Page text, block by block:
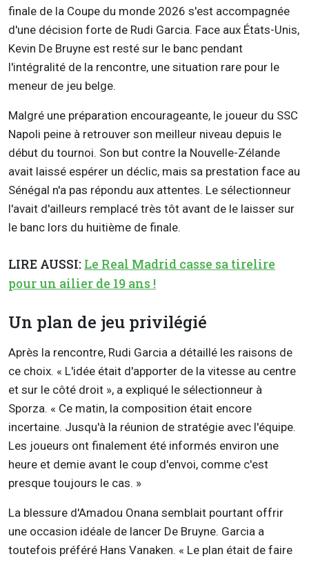
finale de la Coupe du monde 2026 s'est accompagnée
d'une décision forte de Rudi Garcia. Face aux États-Unis,
Kevin De Bruyne est resté sur le banc pendant
l'intégralité de la rencontre, une situation rare pour le
meneur de jeu belge.
Malgré une préparation encourageante, le joueur du SSC
Napoli peine à retrouver son meilleur niveau depuis le
début du tournoi. Son but contre la Nouvelle-Zélande
avait laissé espérer un déclic, mais sa prestation face au
Sénégal n'a pas répondu aux attentes. Le sélectionneur
l'avait d'ailleurs remplacé très tôt avant de le laisser sur
le banc lors du huitième de finale.
LIRE AUSSI: Le Real Madrid casse sa tirelire
pour un ailier de 19 ans !
Un plan de jeu privilégié
Après la rencontre, Rudi Garcia a détaillé les raisons de
ce choix. « L'idée était d'apporter de la vitesse au centre
et sur le côté droit », a expliqué le sélectionneur à
Sporza. « Ce matin, la composition était encore
incertaine. Jusqu'à la réunion de stratégie avec l'équipe.
Les joueurs ont finalement été informés environ une
heure et demie avant le coup d'envoi, comme c'est
presque toujours le cas. »
La blessure d'Amadou Onana semblait pourtant offrir
une occasion idéale de lancer De Bruyne. Garcia a
toutefois préféré Hans Vanaken. « Le plan était de faire